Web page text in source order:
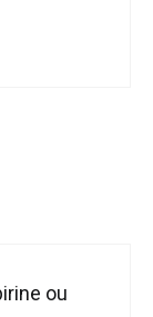
ou